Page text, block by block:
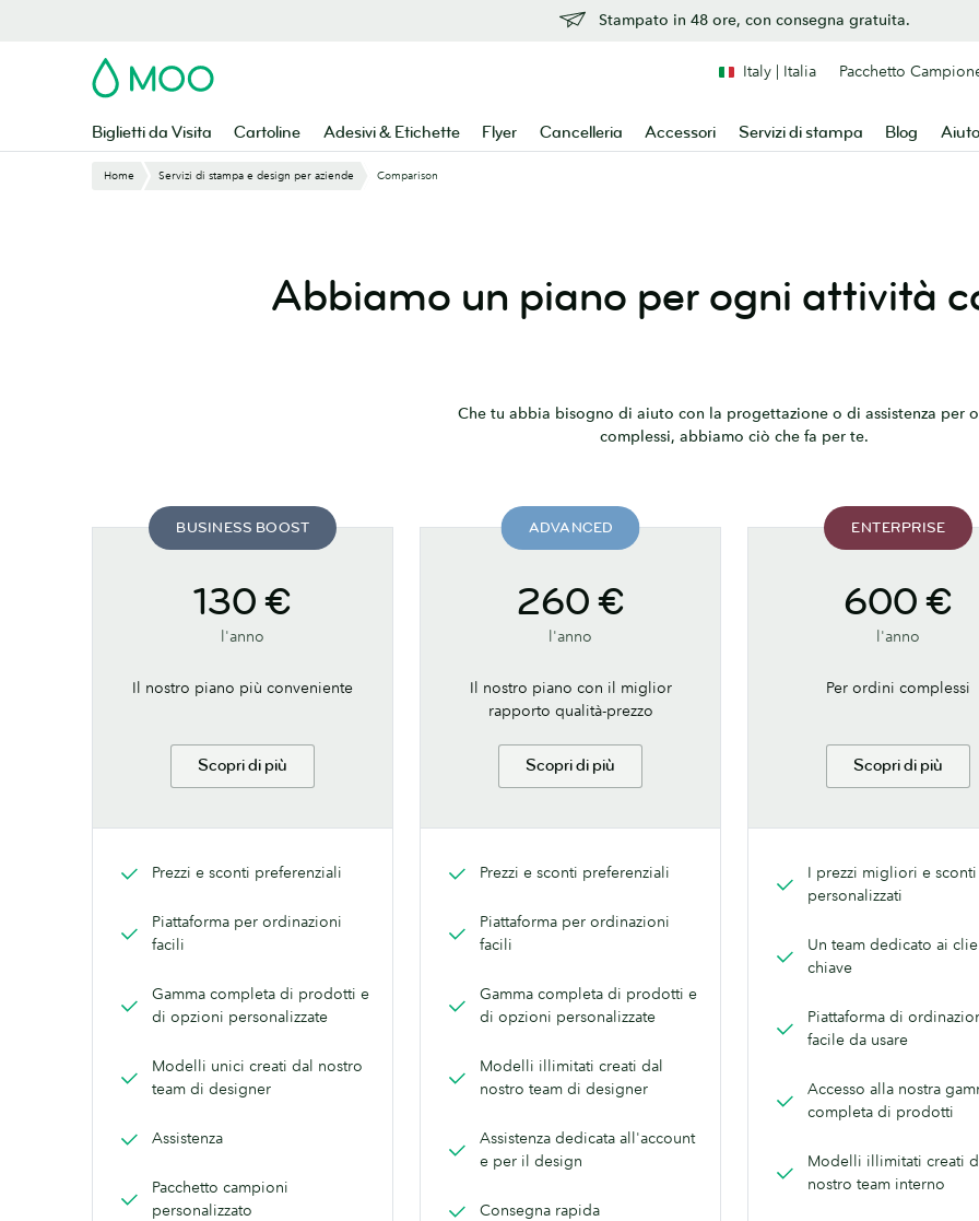
Stampato in 48 ore, con consegna gratuita.
MOO
Biglietti da Visita Cartoline Adesivi & Etichette Flyer Cancelleria Accessori Servizi di stampa Blog
Italy | Italia Pacchetto
Home Servizi di stampa e design per aziende Comparison
Abbiamo un piano per ogni attività
Che tu abbia bisogno di aiuto con la progettazione o di assistenza per
complessi, abbiamo ciò che fa per te.
BUSINESS BOOST
130 €
l'anno
Il nostro piano più conveniente
Scopri di più
Prezzi e sconti preferenziali
Piattaforma per ordinazioni
facili
Gamma completa di prodotti e
di opzioni personalizzate
Modelli unici creati dal nostro
team di designer
Assistenza
Pacchetto campioni
personalizzato
ADVANCED
260 €
l'anno
Il nostro piano con il miglior
rapporto qualità-prezzo
Scopri di più
Prezzi e sconti preferenziali
Piattaforma per ordinazioni
facili
Gamma completa di prodotti e
di opzioni personalizzate
Modelli illimitati creati dal
nostro team di designer
Assistenza dedicata all'account
e per il design
Consegna rapida
ENTERPRISE
600 €
l'anno
Per ordini complessi
Scopri di più
I prezzi migliori e sconti
personalizzati
Un team dedicato ai
chiave
Piattaforma di
facile da usare
Accesso alla nostra
completa di prodotti
Modelli illimitati creati
nostro team interno